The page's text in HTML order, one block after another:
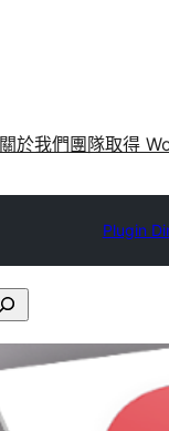
關於我們 團隊取得
Plugin